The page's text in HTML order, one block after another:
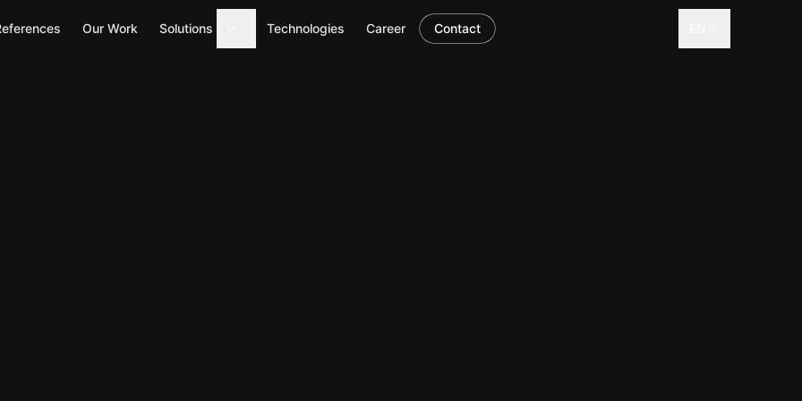
Our Work Solutions Technologies Career Contact